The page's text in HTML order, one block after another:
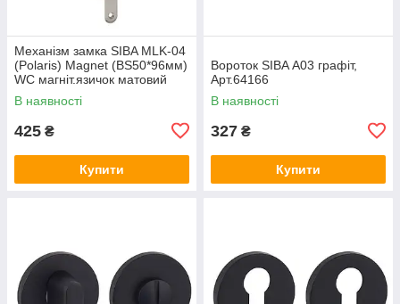
Механізм замка SIBA MLK-04
(Polaris) Magnet (BS50*96мм)
WC магніт.язичок матовий
нікель, Арт.74644
В наявності
425 ₴
Купити
Вороток SIBA А03 графіт,
Арт.64166
В наявності
327 ₴
Купити